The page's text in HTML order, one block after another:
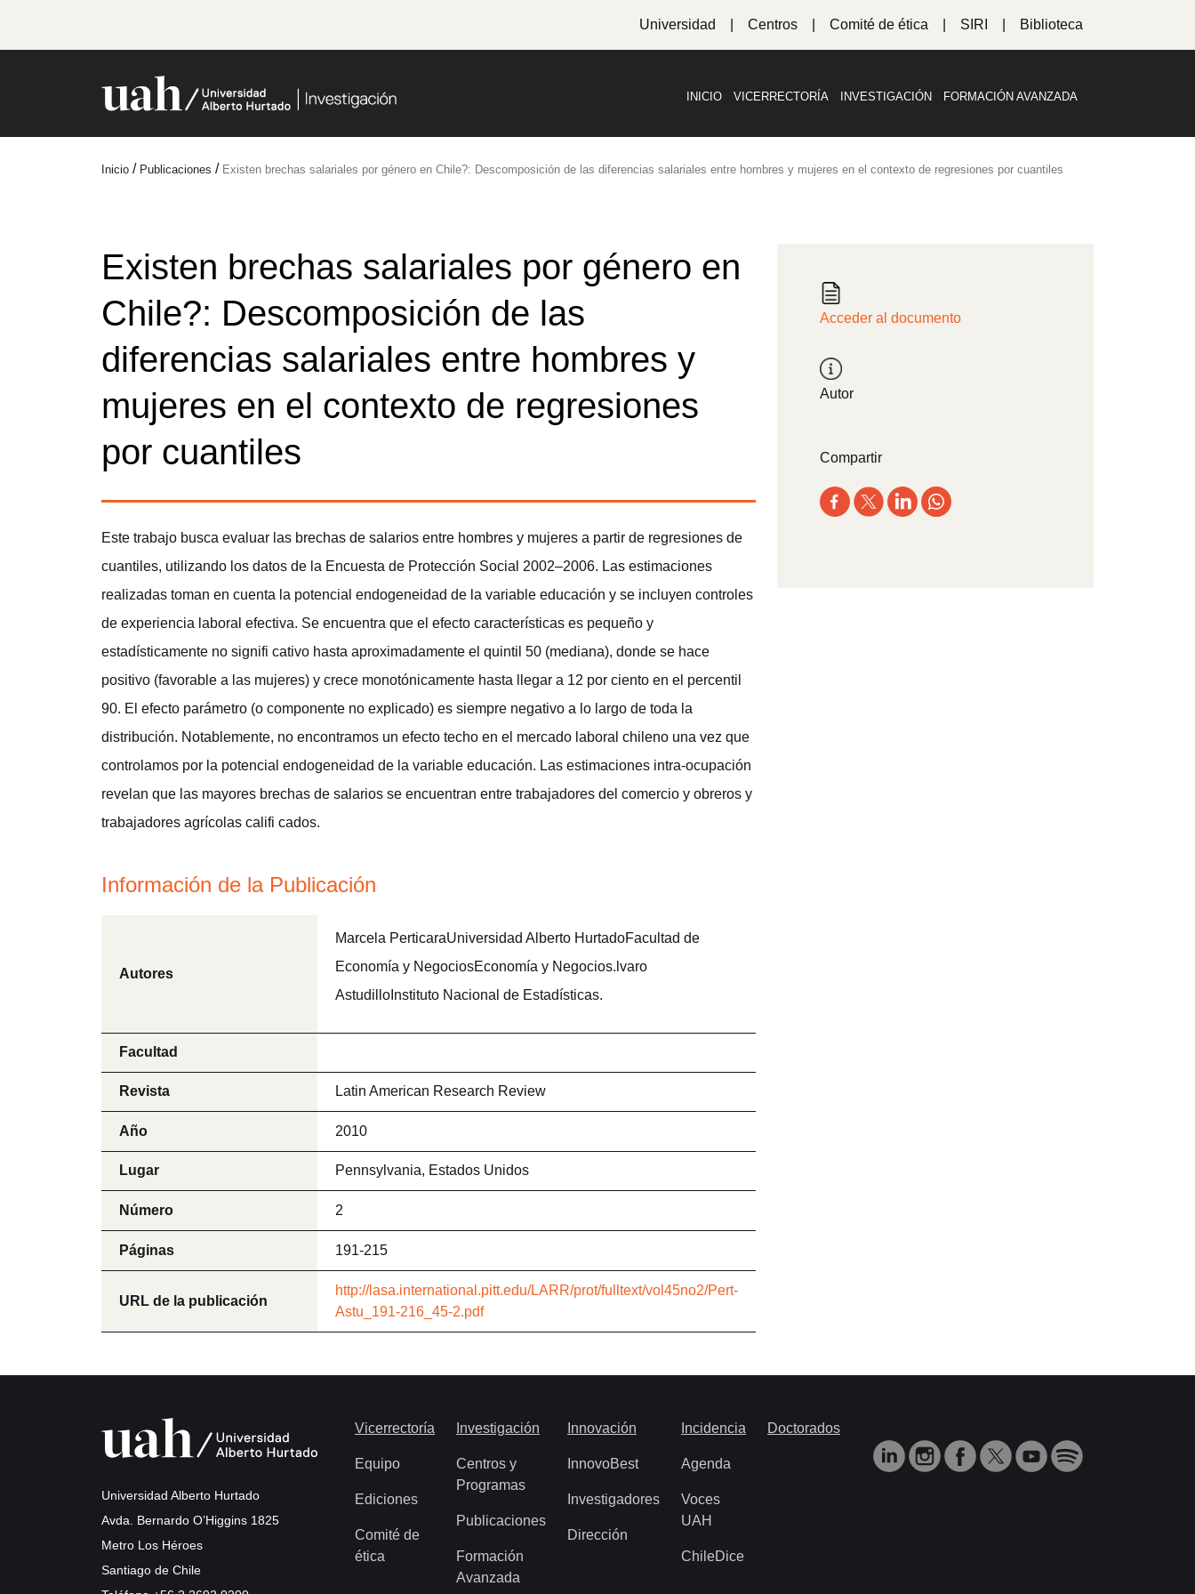
Universidad Centros Comité de ética SIRI Biblioteca
INICIO VICERRECTORÍA INVESTIGACIÓN FORMACIÓN AVANZADA
Inicio / Publicaciones / Existen brechas salariales por género en Chile?: Descomposición de las diferencias salariales entre hombres y mujeres en el contexto de regresiones por cuantiles
Existen brechas salariales por género en
Chile?: Descomposición de las
diferencias salariales entre hombres y
mujeres en el contexto de regresiones
por cuantiles
Este trabajo busca evaluar las brechas de salarios entre hombres y mujeres a partir de regresiones de
cuantiles, utilizando los datos de la Encuesta de Protección Social 2002–2006. Las estimaciones
realizadas toman en cuenta la potencial endogeneidad de la variable educación y se incluyen controles
de experiencia laboral efectiva. Se encuentra que el efecto características es pequeño y
estadísticamente no signifi cativo hasta aproximadamente el quintil 50 (mediana), donde se hace
positivo (favorable a las mujeres) y crece monotónicamente hasta llegar a 12 por ciento en el percentil
90. El efecto parámetro (o componente no explicado) es siempre negativo a lo largo de toda la
distribución. Notablemente, no encontramos un efecto techo en el mercado laboral chileno una vez que
controlamos por la potencial endogeneidad de la variable educación. Las estimaciones intra-ocupación
revelan que las mayores brechas de salarios se encuentran entre trabajadores del comercio y obreros y
trabajadores agrícolas califi cados.
Información de la Publicación
Autores
Marcela PerticaraUniversidad Alberto HurtadoFacultad de
Economía y NegociosEconomía y Negocios.lvaro
AstudilloInstituto Nacional de Estadísticas.
Facultad
Revista Latin American Research Review
Año 2010
Lugar Pennsylvania, Estados Unidos
Número 2
Páginas 191-215
URL de la publicación
http://lasa.international.pitt.edu/LARR/prot/fulltext/vol45no2/Pert-
Astu_191-216_45-2.pdf
Acceder al documento
Autor
Compartir
Universidad Alberto Hurtado
Avda. Bernardo O’Higgins 1825
Metro Los Héroes
Santiago de Chile
Vicerrectoría
Equipo
Ediciones
Comité de
ética
Investigación
Centros y
Programas
Publicaciones
Formación
Avanzada
Innovación
InnovoBest
Investigadores
Dirección
Incidencia
Agenda
Voces
UAH
ChileDice
Doctorados